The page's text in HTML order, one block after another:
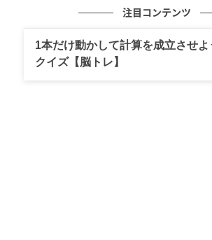
注目コンテンツ
1本だけ動かして計算を成立させ
クイズ【脳トレ】